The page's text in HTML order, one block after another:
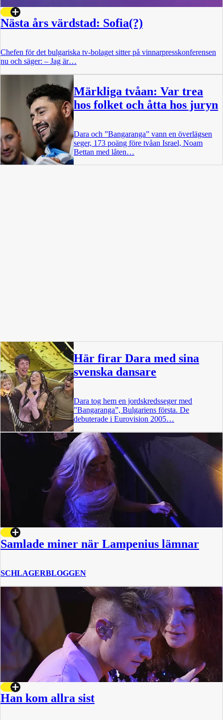
Nästa års värdstad: Sofia(?)
Chefen för det bulgariska tv-bolaget sitter på vinnarpresskonferensen
nu och säger: – Jag är…
Märkliga tvåan: Var trea
hos folket och åtta hos juryn
Dara och ”Bangaranga” vann en överlägsen
seger, 173 poäng före tvåan Israel, Noam
Bettan med låten…
Här firar Dara med sina
svenska dansare
Dara tog hem en jordskredsseger med
”Bangaranga”, Bulgariens första. De
debuterade i Eurovision 2005…
Samlade miner när Lampenius lämnar
SCHLAGERBLOGGEN
Han kom allra sist